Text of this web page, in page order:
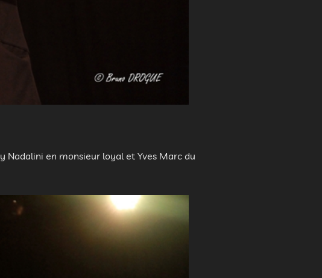
Nadalini en monsieur loyal et Yves Marc du